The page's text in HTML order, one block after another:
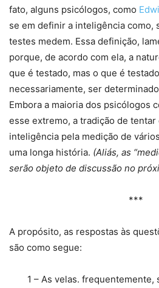
fato, alguns psicólogos, como
se em definir a inteligência como,
testes medem. Essa definição,
porque, de acordo com ela, a
que é testado, mas o que é
necessariamente, ser
Embora a maioria dos psicólogos
esse extremo, a tradição de
inteligência pela medição de
uma longa história. (Aliás, as
serão objeto de discussão no
***
A propósito, as respostas às
são como segue:
1 – As velas. frequentemente,